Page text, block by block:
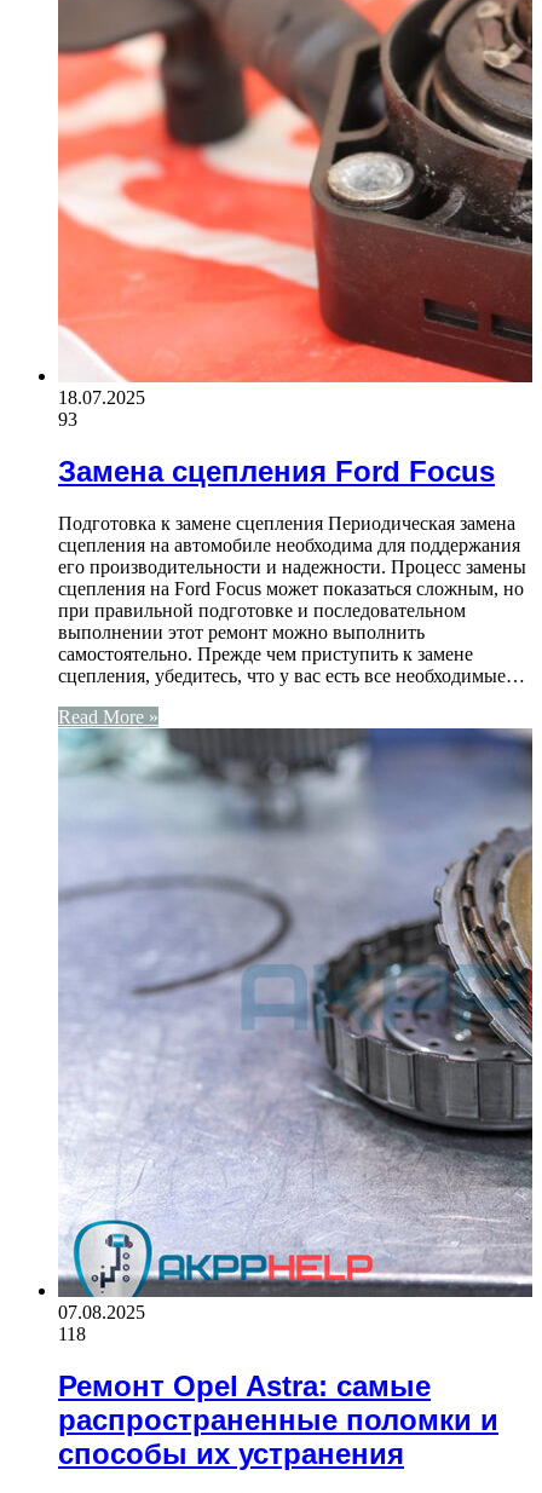
18.07.2025
93
Замена сцепления Ford Focus
Подготовка к замене сцепления Периодическая замена
сцепления на автомобиле необходима для поддержания
его производительности и надежности. Процесс замены
сцепления на Ford Focus может показаться сложным, но
при правильной подготовке и последовательном
выполнении этот ремонт можно выполнить
самостоятельно. Прежде чем приступить к замене
сцепления, убедитесь, что у вас есть все необходимые…
Read More »
07.08.2025
118
Ремонт Opel Astra: самые
распространенные поломки и
способы их устранения